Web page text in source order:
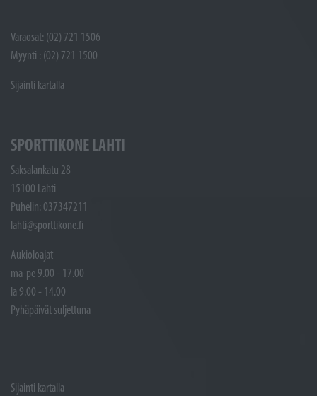
Varaosat: (02) 721 1506
Myynti : (02) 721 1500
Sijainti kartalla
SPORTTIKONE LAHTI
Saksalankatu 28
15100 Lahti
Puhelin: 037347211
lahti@sporttikone.fi
Aukioloajat
ma-pe 9.00 - 17.00
la 9.00 - 14.00
Pyhäpäivät suljettuna
Sijainti kartalla